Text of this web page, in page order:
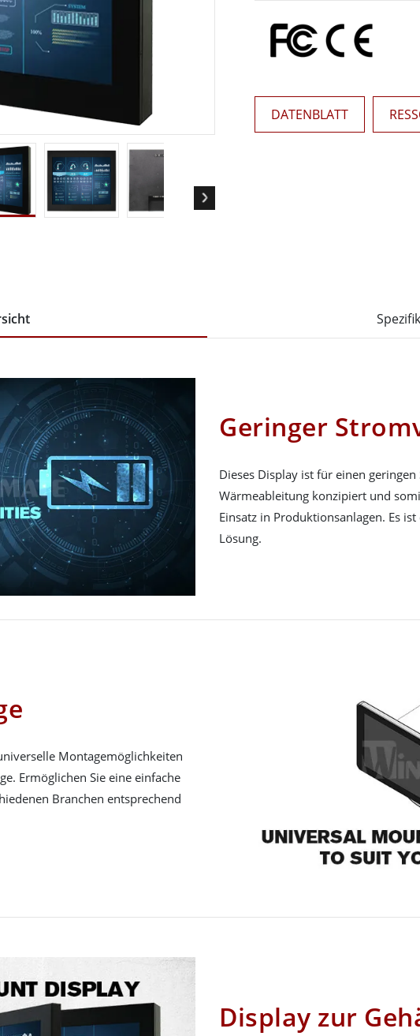
Gateway
Display für das Gesundheitswesen
und Gas, ATEX-Klasse
Robustes Tablet in ATEX-Qualität
ATEX-Handheld
Edge AI Panel-PCsDATENBLATT
Geringer
Dieses Display ist für einen
Wärmeableitung konzipiert und
Einsatz in Produktionsanlagen. Es
Lösung.
Montagemöglichkeiten
Ermöglichen Sie eine einfache
Branchen entsprechend
Display zur